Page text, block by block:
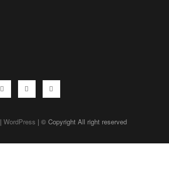
InstagramPinterest Linkedin
| WordPress | © Copyright All right reserved